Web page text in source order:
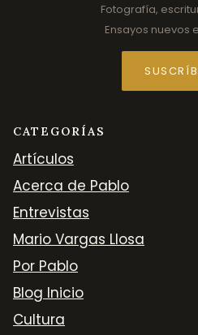
Fotografía,
Ensayos nuevos
CATEGORÍAS
Artículos
Acerca de Pablo
Entrevistas
Mario Vargas Llosa
Por Pablo
Blog Inicio
Cultura